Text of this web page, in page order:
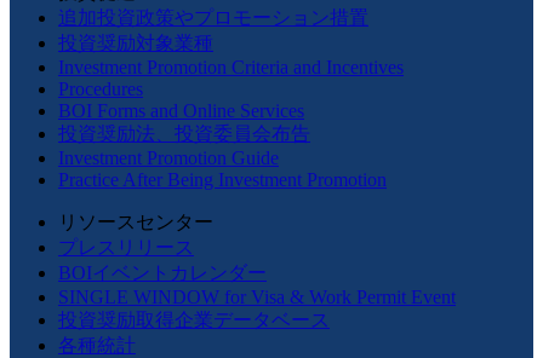
追加投資政策やプロモーション措置
投資奨励対象業種
Investment Promotion Criteria and Incentives
Procedures
BOI Forms and Online Services
投資奨励法、投資委員会布告
Investment Promotion Guide
Practice After Being Investment Promotion
リソースセンター
プレスリリース
BOIイベントカレンダー
SINGLE WINDOW for Visa & Work Permit Event
投資奨励取得企業データベース
各種統計